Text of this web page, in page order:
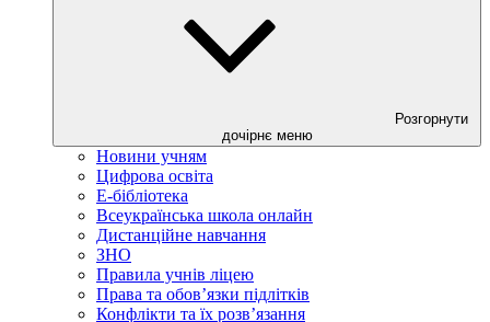
Розгорнути
дочірнє меню
Новини учням
Цифрова освіта
E-бібліотека
Всеукраїнська школа онлайн
Дистанційне навчання
ЗНО
Правила учнів ліцею
Права та обов’язки підлітків
Конфлікти та їх розв’язання